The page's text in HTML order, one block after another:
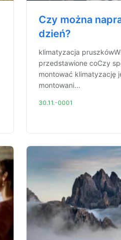
Czy można
dzień?
klimatyzacja
przedstawione coCzy
montować klimatyzację
montowani...
30.11.-0001